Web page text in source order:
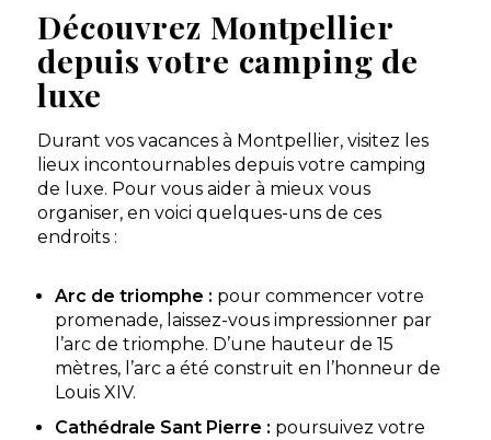
Découvrez Montpellier
depuis votre camping de
luxe
Durant vos vacances à Montpellier, visitez les
lieux incontournables depuis votre camping
de luxe. Pour vous aider à mieux vous
organiser, en voici quelques-uns de ces
endroits :
Arc de triomphe : pour commencer votre
promenade, laissez-vous impressionner par
l’arc de triomphe. D’une hauteur de 15
mètres, l’arc a été construit en l’honneur de
Louis XIV.
Cathédrale Sant Pierre : poursuivez votre